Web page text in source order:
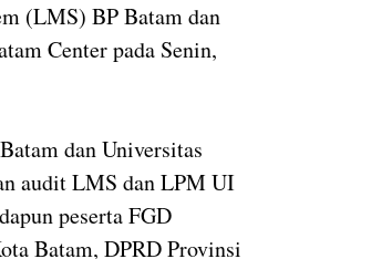
(LMS) BP Batam dan
Center pada Senin,
dan Universitas
audit LMS dan LPM UI
peserta FGD
Batam, DPRD Provinsi